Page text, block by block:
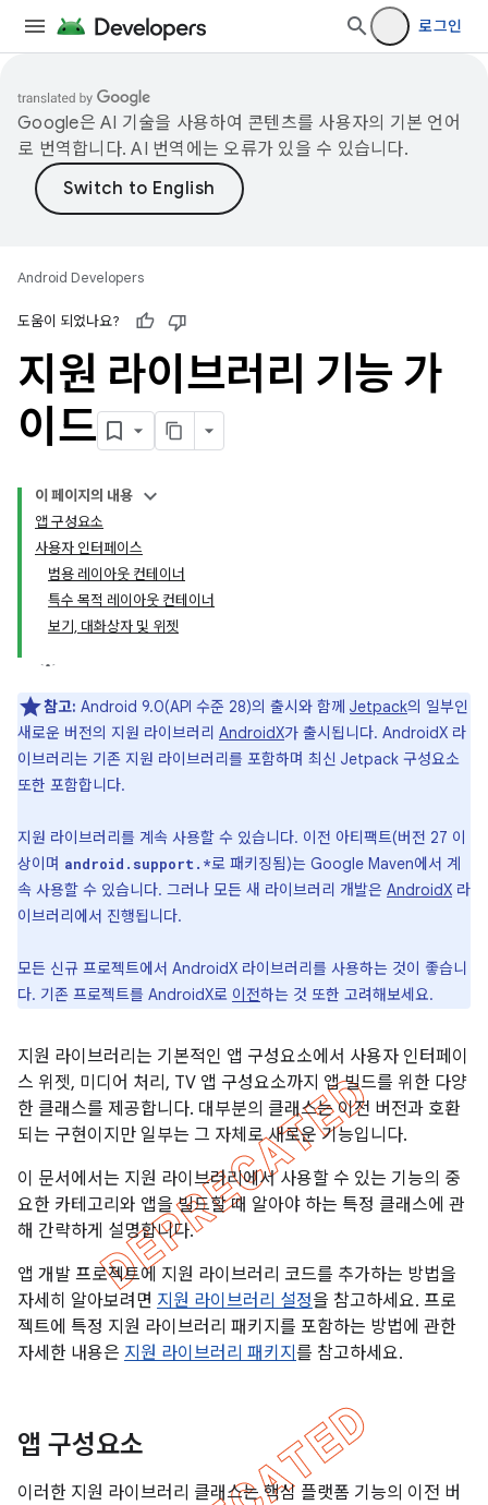
로그인
Google은 AI 기술을 사용하여 콘텐츠를 사용자의 기본 언어
로 번역합니다. AI 번역에는 오류가 있을 수 있습니다.
Android Developers
도움이 되었나요?
지원 라이브러리 기능 가
이드
이 페이지의 내용
앱 구성요소
사용자 인터페이스
범용 레이아웃 컨테이너
특수 목적 레이아웃 컨테이너
보기, 대화상자 및 위젯
참고: Android 9.0(API 수준 28)의 출시와 함께 Jetpack의 일부인
새로운 버전의 지원 라이브러리 AndroidX가 출시됩니다. AndroidX 라
이브러리는 기존 지원 라이브러리를 포함하며 최신 Jetpack 구성요소
또한 포함합니다.
지원 라이브러리를 계속 사용할 수 있습니다. 이전 아티팩트(버전 27 이
상이며 android.support.*로 패키징됨)는 Google Maven에서 계
속 사용할 수 있습니다. 그러나 모든 새 라이브러리 개발은 AndroidX 라
이브러리에서 진행됩니다.
모든 신규 프로젝트에서 AndroidX 라이브러리를 사용하는 것이 좋습니
다. 기존 프로젝트를 AndroidX로 이전하는 것 또한 고려해보세요.
지원 라이브러리는 기본적인 앱 구성요소에서 사용자 인터페이
스 위젯, 미디어 처리, TV 앱 구성요소까지 앱 빌드를 위한 다양
한 클래스를 제공합니다. 대부분의 클래스는 이전 버전과 호환
되는 구현이지만 일부는 그 자체로 새로운 기능입니다.
이 문서에서는 지원 라이브러리에서 사용할 수 있는 기능의 중
요한 카테고리와 앱을 빌드할 때 알아야 하는 특정 클래스에 관
해 간략하게 설명합니다.
앱 개발 프로젝트에 지원 라이브러리 코드를 추가하는 방법을
자세히 알아보려면 지원 라이브러리 설정을 참고하세요. 프로
젝트에 특정 지원 라이브러리 패키지를 포함하는 방법에 관한
자세한 내용은 지원 라이브러리 패키지 를 참고하세요.
앱 구성요소
이러한 지원 라이브러리 클래스는 핵심 플랫폼 기능의 이전 버